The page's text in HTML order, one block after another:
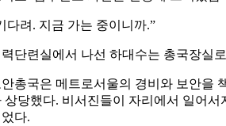
다려. 지금 가는 중이니까.”
단련실에서 나선 하대수는 총국장실
총국은 메트로서울의 경비와 보안을
상당했다. 비서진들이 자리에서 일어서
다.